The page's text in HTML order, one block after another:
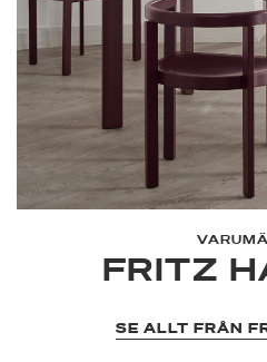
FRITZ
SE ALLT FRÅN